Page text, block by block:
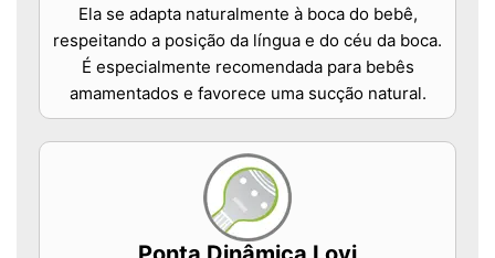
Ela se adapta naturalmente à boca do bebê,
respeitando a posição da língua e do céu da boca.
É especialmente recomendada para bebês
amamentados e favorece uma sucção natural.